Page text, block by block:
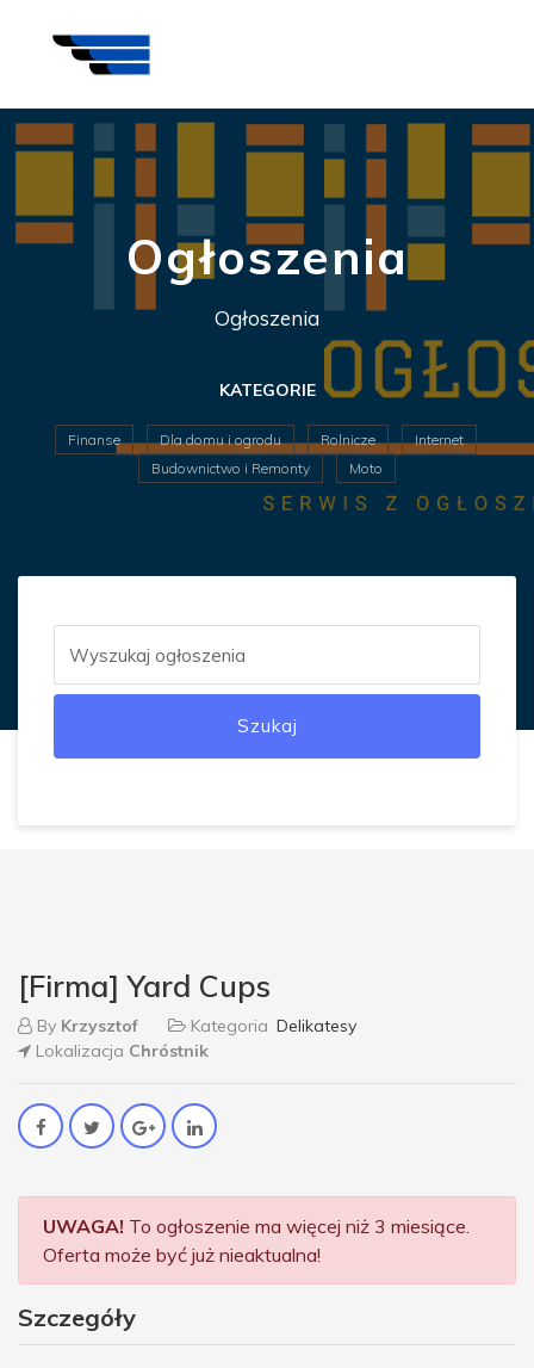
Ogłoszenia
Ogłoszenia
KATEGORIE
Finanse Dla domu i ogrodu Rolnicze
Internet
Budownictwo i Remonty
Moto
Szukaj
[Firma] Yard Cups
By Krzysztof Kategoria Delikatesy
Lokalizacja Chróstnik
UWAGA! To ogłoszenie ma więcej niż 3 miesiące.
Oferta może być już nieaktualna!
Szczegóły